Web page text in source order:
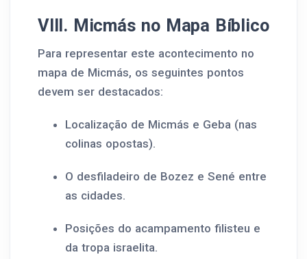
VIII. Micmás no Mapa Bíblico
Para representar este acontecimento no
mapa de Micmás, os seguintes pontos
devem ser destacados:
Localização de Micmás e Geba (nas
colinas opostas).
O desfiladeiro de Bozez e Sené entre
as cidades.
Posições do acampamento filisteu e
da tropa israelita.